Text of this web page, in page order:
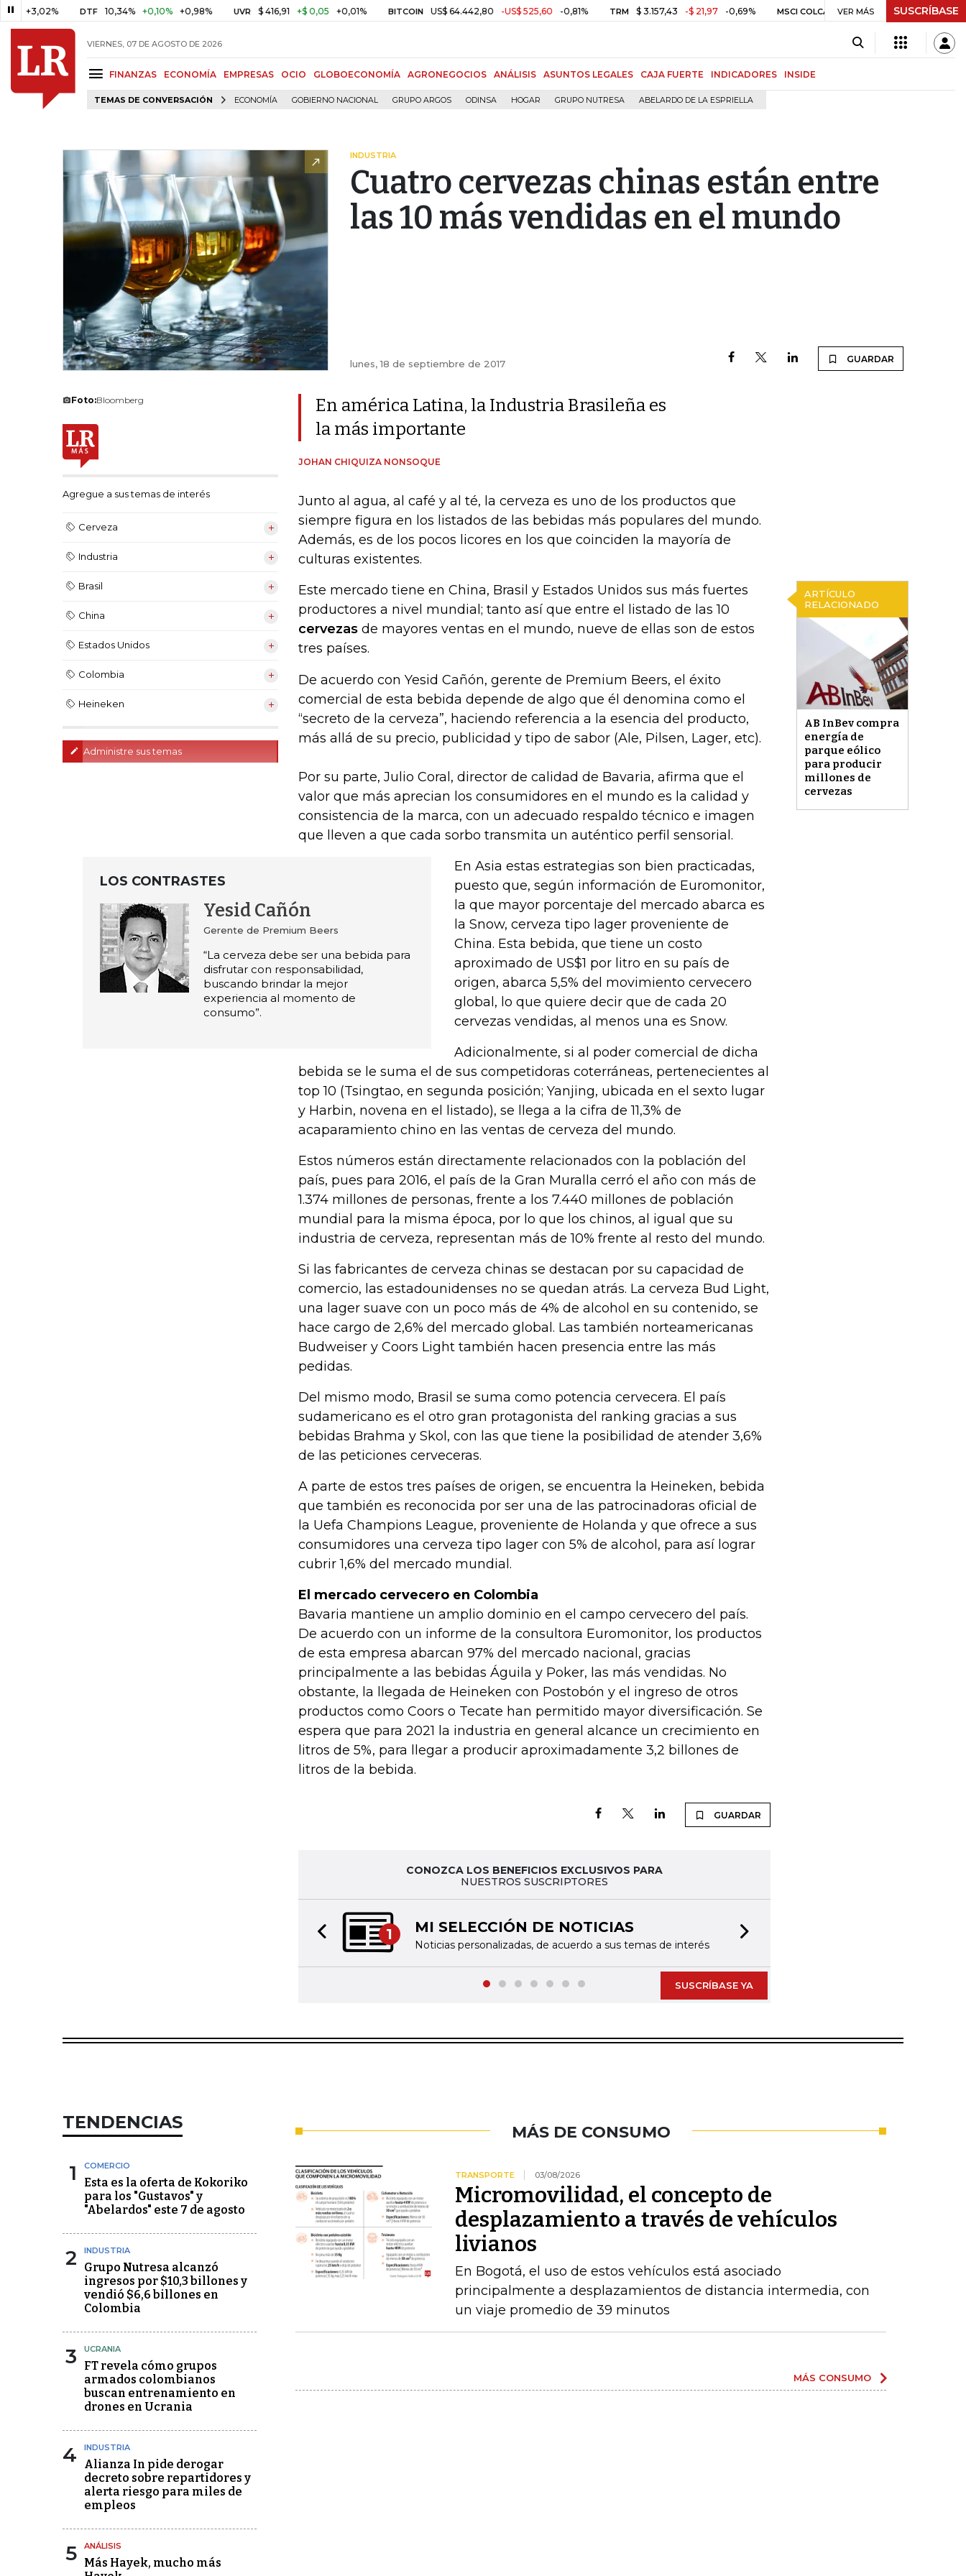
DTF 10,34% +0,10% +0,98% UVR $ 416,91 +$ 0,05 +0,01% BITCOIN US$ 64.442,80 -US$ 525,60 -0,81% TRM $ 3.157,43 -$ 21,97 -0,69% MSCI COLCAP 2.350,94 +6,13 +0,26%
VER MÁS SUSCRÍBASE
VIERNES, 07 DE AGOSTO DE 2026
FINANZAS ECONOMÍA EMPRESAS OCIO GLOBOECONOMÍA AGRONEGOCIOS ANÁLISIS ASUNTOS LEGALES CAJA FUERTE INDICADORES INSIDE
TEMAS DE CONVERSACIÓN ECONOMÍA GOBIERNO NACIONAL GRUPO ARGOS ODINSA HOGAR GRUPO NUTRESA ABELARDO DE LA ESPRIELLA
INDUSTRIA
Cuatro cervezas chinas están entre
las 10 más vendidas en el mundo
lunes, 18 de septiembre de 2017 GUARDAR
Foto:Bloomberg
Agregue a sus temas de interés
Cerveza
Industria
Brasil
China
Estados Unidos
Colombia
Heineken
Administre sus temas
En américa Latina, la Industria Brasileña es
la más importante
JOHAN CHIQUIZA NONSOQUE
Junto al agua, al café y al té, la cerveza es uno de los productos que
siempre figura en los listados de las bebidas más populares del mundo.
Además, es de los pocos licores en los que coinciden la mayoría de
culturas existentes.
ARTÍCULO
RELACIONADO
AB InBev compra
energía de
parque eólico
para producir
millones de
cervezas
Este mercado tiene en China, Brasil y Estados Unidos sus más fuertes
productores a nivel mundial; tanto así que entre el listado de las 10
cervezas de mayores ventas en el mundo, nueve de ellas son de estos
tres países.
De acuerdo con Yesid Cañón, gerente de Premium Beers, el éxito
comercial de esta bebida depende de algo que él denomina como el
“secreto de la cerveza”, haciendo referencia a la esencia del producto,
más allá de su precio, publicidad y tipo de sabor (Ale, Pilsen, Lager, etc).
Por su parte, Julio Coral, director de calidad de Bavaria, afirma que el
valor que más aprecian los consumidores en el mundo es la calidad y
consistencia de la marca, con un adecuado respaldo técnico e imagen
que lleven a que cada sorbo transmita un auténtico perfil sensorial.
LOS CONTRASTES
Yesid Cañón
Gerente de Premium Beers
“La cerveza debe ser una bebida para
disfrutar con responsabilidad,
buscando brindar la mejor
experiencia al momento de
consumo”.
En Asia estas estrategias son bien practicadas,
puesto que, según información de Euromonitor,
la que mayor porcentaje del mercado abarca es
la Snow, cerveza tipo lager proveniente de
China. Esta bebida, que tiene un costo
aproximado de US$1 por litro en su país de
origen, abarca 5,5% del movimiento cervecero
global, lo que quiere decir que de cada 20
cervezas vendidas, al menos una es Snow.
Adicionalmente, si al poder comercial de dicha
bebida se le suma el de sus competidoras coterráneas, pertenecientes al
top 10 (Tsingtao, en segunda posición; Yanjing, ubicada en el sexto lugar
y Harbin, novena en el listado), se llega a la cifra de 11,3% de
acaparamiento chino en las ventas de cerveza del mundo.
Estos números están directamente relacionados con la población del
país, pues para 2016, el país de la Gran Muralla cerró el año con más de
1.374 millones de personas, frente a los 7.440 millones de población
mundial para la misma época, por lo que los chinos, al igual que su
industria de cerveza, representan más de 10% frente al resto del mundo.
Si las fabricantes de cerveza chinas se destacan por su capacidad de
comercio, las estadounidenses no se quedan atrás. La cerveza Bud Light,
una lager suave con un poco más de 4% de alcohol en su contenido, se
hace cargo de 2,6% del mercado global. Las también norteamericanas
Budweiser y Coors Light también hacen presencia entre las más
pedidas.
Del mismo modo, Brasil se suma como potencia cervecera. El país
sudamericano es el otro gran protagonista del ranking gracias a sus
bebidas Brahma y Skol, con las que tiene la posibilidad de atender 3,6%
de las peticiones cerveceras.
A parte de estos tres países de origen, se encuentra la Heineken, bebida
que también es reconocida por ser una de las patrocinadoras oficial de
la Uefa Champions League, proveniente de Holanda y que ofrece a sus
consumidores una cerveza tipo lager con 5% de alcohol, para así lograr
cubrir 1,6% del mercado mundial.
El mercado cervecero en Colombia
Bavaria mantiene un amplio dominio en el campo cervecero del país.
De acuerdo con un informe de la consultora Euromonitor, los productos
de esta empresa abarcan 97% del mercado nacional, gracias
principalmente a las bebidas Águila y Poker, las más vendidas. No
obstante, la llegada de Heineken con Postobón y el ingreso de otros
productos como Coors o Tecate han permitido mayor diversificación. Se
espera que para 2021 la industria en general alcance un crecimiento en
litros de 5%, para llegar a producir aproximadamente 3,2 billones de
litros de la bebida.
GUARDAR
CONOZCA LOS BENEFICIOS EXCLUSIVOS PARA
NUESTROS SUSCRIPTORES
1 MI SELECCIÓN DE NOTICIAS
Noticias personalizadas, de acuerdo a sus temas de interés
Previous slide
SUSCRÍBASE YA
TENDENCIAS
1 COMERCIO
Esta es la oferta de Kokoriko
para los "Gustavos" y
"Abelardos" este 7 de agosto
2 INDUSTRIA
Grupo Nutresa alcanzó
ingresos por $10,3 billones y
vendió $6,6 billones en
Colombia
3 UCRANIA
FT revela cómo grupos
armados colombianos
buscan entrenamiento en
drones en Ucrania
4 INDUSTRIA
Alianza In pide derogar
decreto sobre repartidores y
alerta riesgo para miles de
empleos
5 ANÁLISIS
Más Hayek, mucho más
MÁS DE CONSUMO
TRANSPORTE 03/08/2026
Micromovilidad, el concepto de
desplazamiento a través de vehículos
livianos
En Bogotá, el uso de estos vehículos está asociado
principalmente a desplazamientos de distancia intermedia, con
un viaje promedio de 39 minutos
MÁS CONSUMO